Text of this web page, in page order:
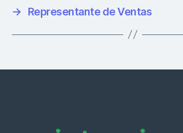
→
Representante de Ventas